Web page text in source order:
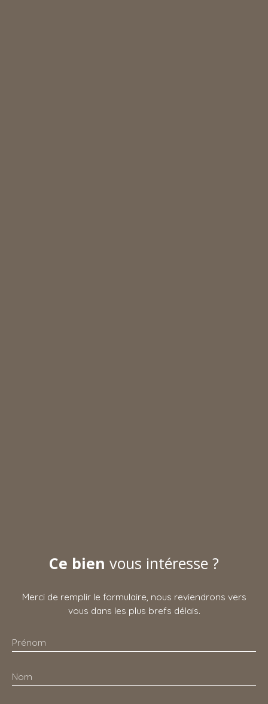
Ce bien vous intéresse ?
Merci de remplir le formulaire, nous reviendrons vers
vous dans les plus brefs délais.
Prénom
Nom